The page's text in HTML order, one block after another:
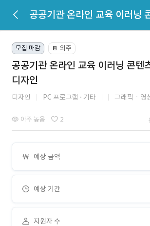
모집 마감 📔 외주
공공기관 온라인 교육 이러닝 콘텐
디자인
디자인 PC 프로그램 기타 그래픽ㆍ영
아주 높음 2
예상 금액
예상 기간
지원자 수